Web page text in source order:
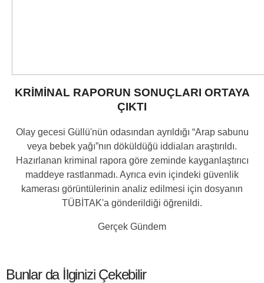
KRİMİNAL RAPORUN SONUÇLARI ORTAYA
ÇIKTI
Olay gecesi Güllü'nün odasından ayrıldığı “Arap sabunu
veya bebek yağı”nın döküldüğü iddiaları araştırıldı.
Hazırlanan kriminal rapora göre zeminde kayganlaştırıcı
maddeye rastlanmadı. Ayrıca evin içindeki güvenlik
kamerası görüntülerinin analiz edilmesi için dosyanın
TÜBİTAK'a gönderildiği öğrenildi.
Gerçek Gündem
Bunlar da İlginizi Çekebilir